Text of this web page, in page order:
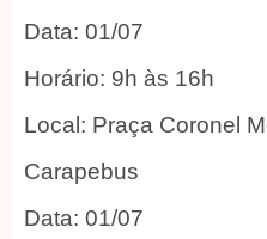
Data: 01/07
Horário: 9h às 16h
Local: Praça Coronel
Carapebus
Data: 01/07